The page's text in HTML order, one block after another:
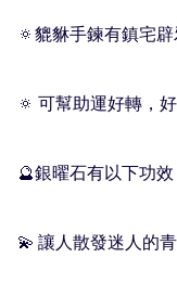
🔅貔貅手鍊有鎮宅
🔅 可幫助運好轉，
🔮銀曜石有以下功效
💫 讓人散發迷人的